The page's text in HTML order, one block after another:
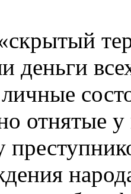
деньги
отнятые